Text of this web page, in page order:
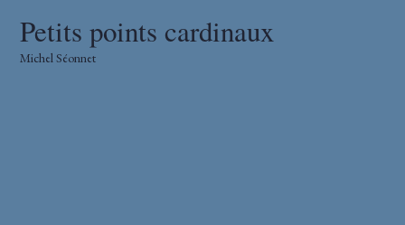
Petits points cardinaux
Michel Séonnet